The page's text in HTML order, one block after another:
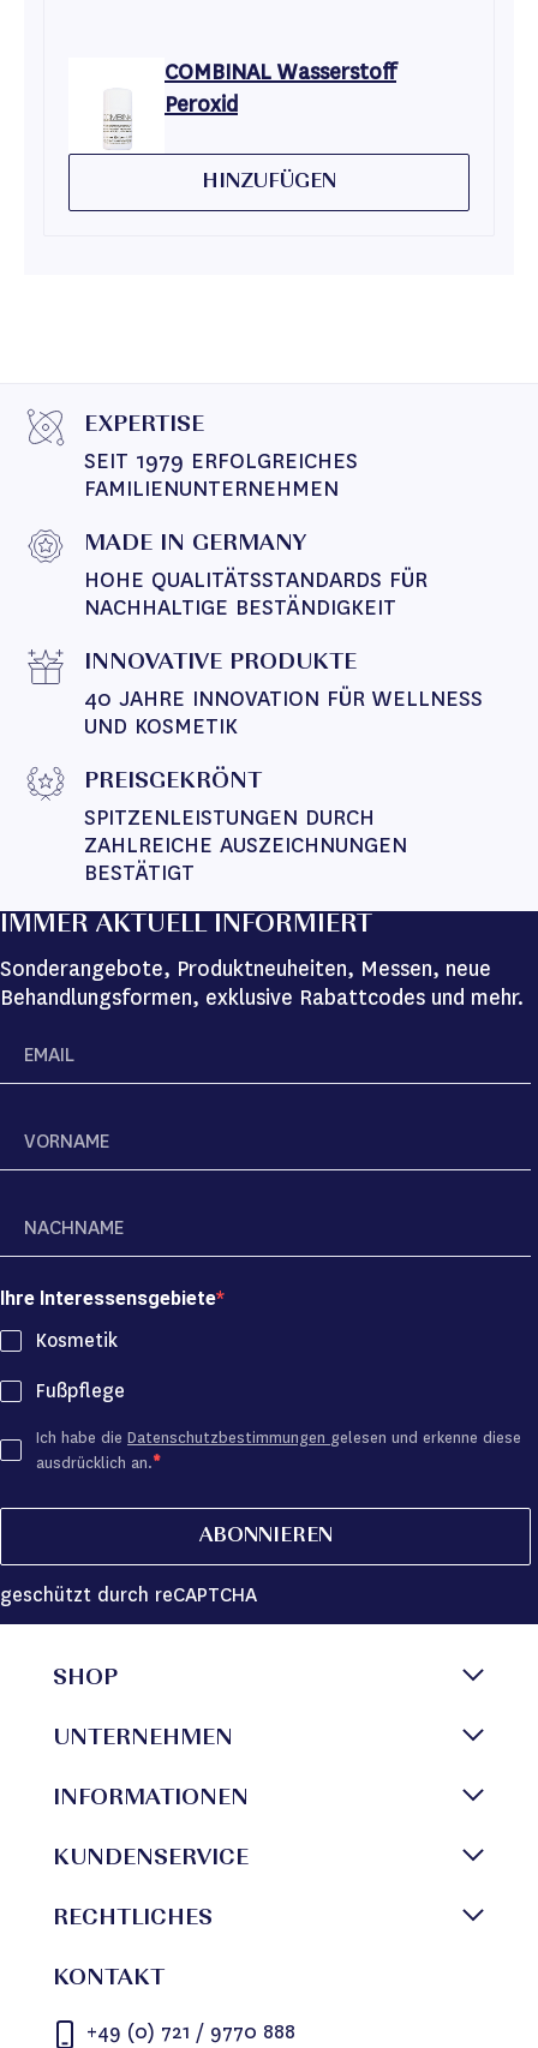
COMBINAL Wasserstoff
Peroxid
HINZUFÜGEN
EXPERTISE
SEIT 1979 ERFOLGREICHES
FAMILIENUNTERNEHMEN
MADE IN GERMANY
HOHE QUALITÄTSSTANDARDS FÜR
NACHHALTIGE BESTÄNDIGKEIT
INNOVATIVE PRODUKTE
40 JAHRE INNOVATION FÜR WELLNESS
UND KOSMETIK
PREISGEKRÖNT
SPITZENLEISTUNGEN DURCH
ZAHLREICHE AUSZEICHNUNGEN
BESTÄTIGT
IMMER AKTUELL INFORMIERT
Sonderangebote, Produktneuheiten, Messen, neue
Behandlungsformen, exklusive Rabattcodes und mehr.
Ihre Interessensgebiete
Kosmetik
Fußpflege
Ich habe die Datenschutzbestimmungen gelesen und erkenne diese
ausdrücklich an.
ABONNIEREN
geschützt durch reCAPTCHA
SHOP
UNTERNEHMEN
INFORMATIONEN
KUNDENSERVICE
RECHTLICHES
KONTAKT
+49 (0) 721 / 9770 888